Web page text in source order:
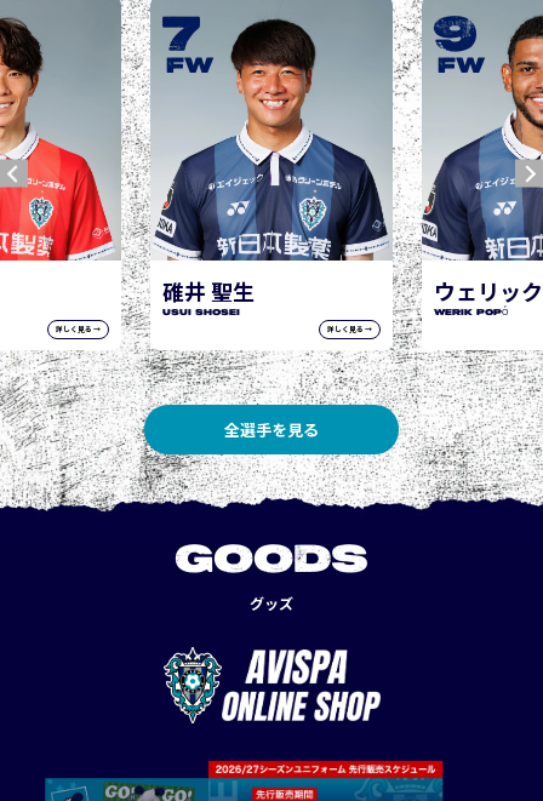
詳しく見る →
碓井 聖生
USUI Shosei
詳しく見る →
7
FW
ウェリッ
WERIK POPÓ
9
FW
全選手を見る
GOODS
グッズ